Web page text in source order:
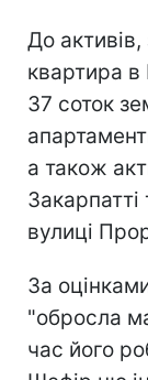
До
квартира в
37 соток
а також
вулиці
За
"обросла
час його